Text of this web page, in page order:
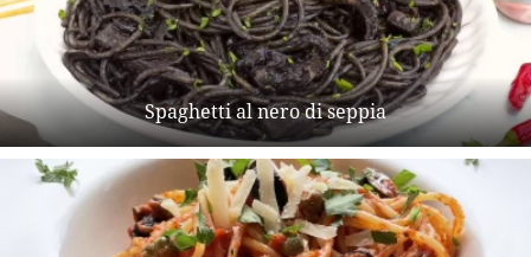
Spaghetti al nero di seppia